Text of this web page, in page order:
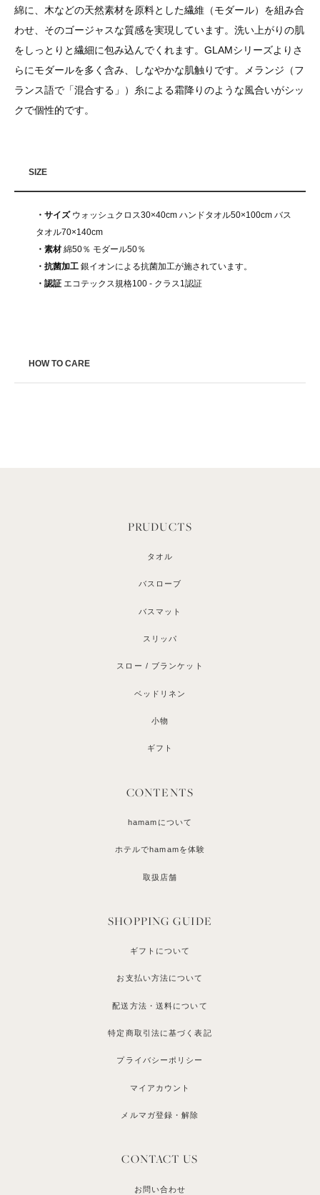
綿に、木などの天然素材を原料とした繊維（モダール）を組み合
わせ、そのゴージャスな質感を実現しています。洗い上がりの肌
をしっとりと繊細に包み込んでくれます。GLAMシリーズよりさ
らにモダールを多く含み、しなやかな肌触りです。メランジ（フ
ランス語で「混合する」）糸による霜降りのような風合いがシッ
クで個性的です。
SIZE
・サイズウォッシュクロス30×40cm ハンドタオル50×100cm バス
タオル70×140cm
・素材綿50％ モダール50％
・抗菌加工 銀イオンによる抗菌加工が施されています。
・認証 エコテックス規格100 - クラス1認証
HOW TO CARE
PRUDUCTS
タオル
バスローブ
バスマット
スリッパ
スロー / ブランケット
ベッドリネン
小物
ギフト
CONTENTS
hamamについて
ホテルでhamamを体験
取扱店舗
SHOPPING GUIDE
ギフトについて
お支払い方法について
配送方法・送料について
特定商取引法に基づく表記
プライバシーポリシー
マイアカウント
メルマガ登録・解除
CONTACT US
お問い合わせ